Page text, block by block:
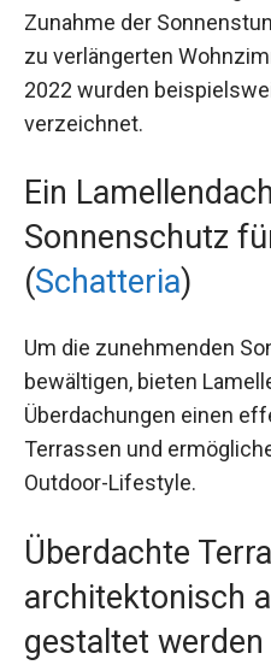
Zunahme der
zu verlängerten
2022 wurden
verzeichnet.
Ein
Sonnenschutz
(Schatteria)
Um die zunehmenden
bewältigen, bieten
Überdachungen einen
Terrassen und
Outdoor-Lifestyle.
Überdachte
architektonisch
gestaltet werden